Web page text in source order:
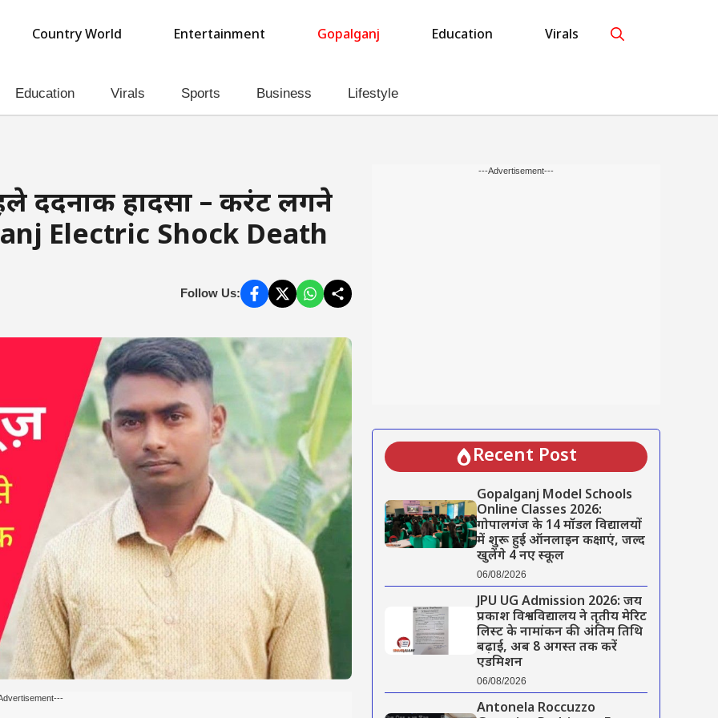
Country World Entertainment Gopalganj Education Virals
Education Virals Sports Business Lifestyle
दर्दनाक हादसा – करंट लगने
Electric Shock Death
Follow Us:
---Advertisement---
Recent Post
Gopalganj Model Schools
Online Classes 2026:
गोपालगंज के 14 मॉडल विद्यालयों
में शुरू हुई ऑनलाइन कक्षाएं, जल्द
खुलेंगे 4 नए स्कूल
06/08/2026
JPU UG Admission 2026: जय
प्रकाश विश्वविद्यालय ने तृतीय मेरिट
लिस्ट के नामांकन की अंतिम तिथि
बढ़ाई, अब 8 अगस्त तक करें
एडमिशन
06/08/2026
Antonela Roccuzzo